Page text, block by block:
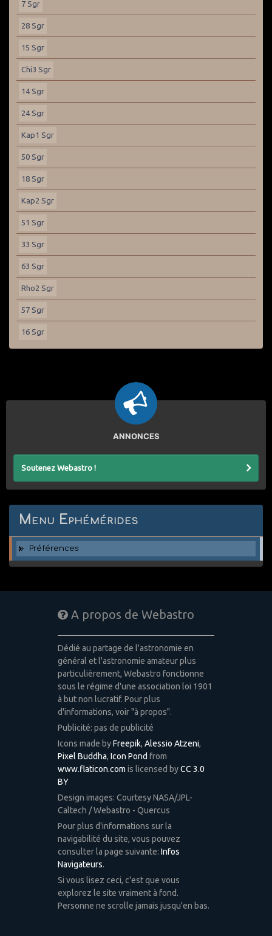
7 Sgr
28 Sgr
15 Sgr
Chi3 Sgr
14 Sgr
24 Sgr
Kap1 Sgr
50 Sgr
18 Sgr
Kap2 Sgr
51 Sgr
33 Sgr
63 Sgr
Rho2 Sgr
57 Sgr
16 Sgr
ANNONCES
Soutenez Webastro !
Menu Ephémérides
Préférences
A propos de Webastro
Dédié au partage de l'astronomie en
général et l'astronomie amateur plus
particulièrement, Webastro fonctionne
sous le régime d'une association loi 1901
à but non lucratif. Pour plus
d'informations, voir "à propos".
Publicité: pas de publicité
Icons made byFreepik, Alessio Atzeni,
Pixel Buddha, Icon Pond from
www.flaticon.com is licensed byCC 3.0
BY
Design images: Courtesy NASA/JPL-
Caltech / Webastro - Quercus
Pour plus d'informations sur la
navigabilité du site, vous pouvez
consulter la page suivante: Infos
Navigateurs.
Si vous lisez ceci, c'est que vous
explorez le site vraiment à fond.
Personne ne scrolle jamais jusqu'en bas.